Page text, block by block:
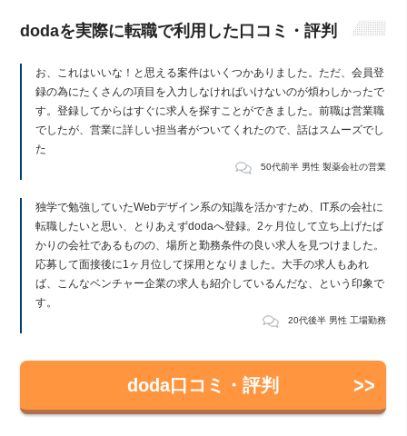
dodaを実際に転職で利用した口コミ・評判
お、これはいいな！と思える案件はいくつかありました。ただ、会員登
録の為にたくさんの項目を入力しなければいけないのが煩わしかったで
す。登録してからはすぐに求人を探すことができました。前職は営業職
でしたが、営業に詳しい担当者がついてくれたので、話はスムーズでし
た
50代前半 男性 製薬会社の営業
独学で勉強していたWebデザイン系の知識を活かすため、IT系の会社に
転職したいと思い、とりあえずdodaへ登録。2ヶ月位して立ち上げたば
かりの会社であるものの、場所と勤務条件の良い求人を見つけました。
応募して面接後に1ヶ月位して採用となりました。大手の求人もあれ
ば、こんなベンチャー企業の求人も紹介しているんだな、という印象で
す。
20代後半 男性 工場勤務
doda口コミ・評判